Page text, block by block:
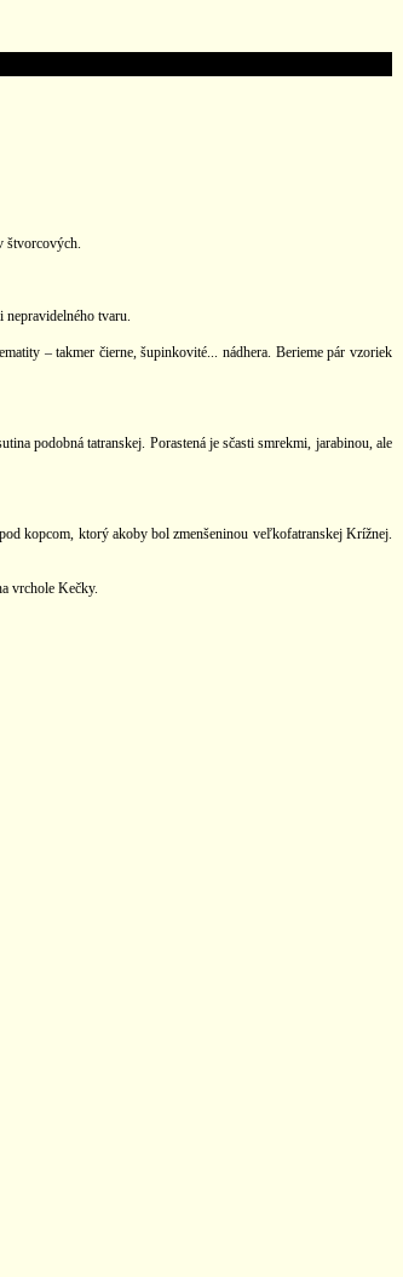
štvorcových.
nepravidelného tvaru.
– takmer čierne, šupinkovité... nádhera. Berieme pár vzoriek
podobná tatranskej. Porastená je sčasti smrekmi, jarabinou, ale
kopcom, ktorý akoby bol zmenšeninou veľkofatranskej Krížnej.
vrchole Kečky.